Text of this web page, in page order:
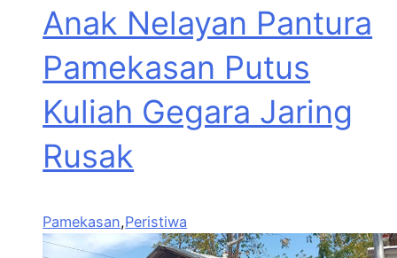
Anak Nelayan Pantura
Pamekasan Putus
Kuliah Gegara Jaring
Rusak
Pamekasan,Peristiwa